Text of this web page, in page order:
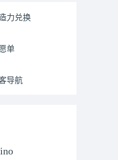
力兑换
单
导航